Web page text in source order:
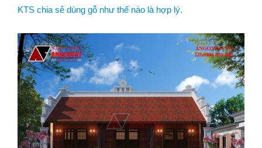
KTS chia sẻ dùng gỗ như thế nào là hợp lý.